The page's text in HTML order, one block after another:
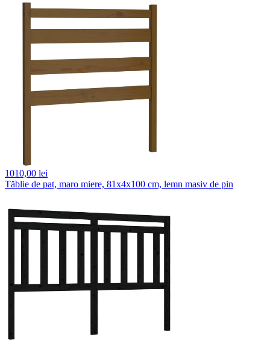
1010,00 lei
Tăblie de pat, maro miere, 81x4x100 cm, lemn masiv de pin